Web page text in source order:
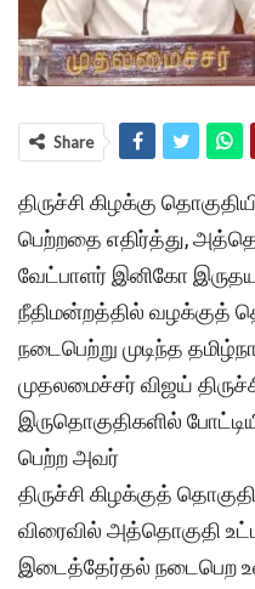
Share
திருச்சி கிழக்கு
பெற்றதை எதிர்த்து,
வேட்பாளர் இனிகோ
நீதிமன்றத்தில் வழக்குத்
நடைபெற்று முடிந்த
முதலமைச்சர் விஜய்
இருதொகுதிகளில்
பெற்ற அவர்
திருச்சி கிழக்குத்
விரைவில் அத்தொகுதி
இடைத்தேர்தல் நடைபெற